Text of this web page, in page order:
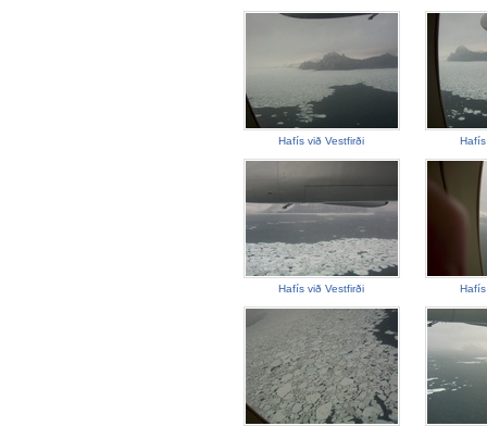
Hafís við Vestfirði
Hafís við Vestfirði